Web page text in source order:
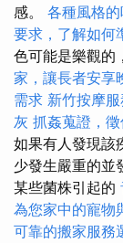
感。 各種風格
要求，了解如何
色可能是樂觀的
家，讓長者安享
需求 新竹按摩服
灰 抓姦蒐證，
如果有人發現該
少發生嚴重的並
某些菌株引起的
為您家中的寵物
可靠的搬家服務